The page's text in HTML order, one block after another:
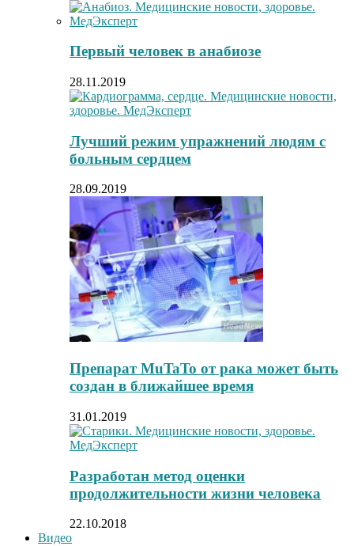
Первый человек в анабиозе
28.11.2019
Лучший режим упражнений людям с
больным сердцем
28.09.2019
Препарат MuTaTo от рака может быть
создан в ближайшее время
31.01.2019
Разработан метод оценки
продолжительности жизни человека
22.10.2018
Видео